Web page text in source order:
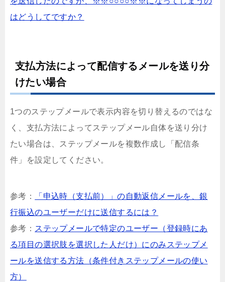
はどうしてですか？
支払方法によって配信するメールを送り分
けたい場合
1つのステップメールで表示内容を切り替えるのではな
く、支払方法によってステップメール自体を送り分け
たい場合は、ステップメールを複数作成し「配信条
件」を設定してください。
参考：
「申込時（支払前）」の自動返信メールを、銀
行振込のユーザーだけに送信するには？
参考： ステップメールで特定のユーザー（登録時にあ
る項目の選択肢を選択した人だけ）にのみステップメ
ールを送信する方法（条件付きステップメールの使い
方）